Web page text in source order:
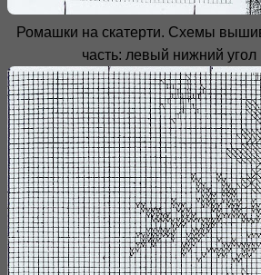
Ромашки на скатерти. Схемы
часть: левый нижний